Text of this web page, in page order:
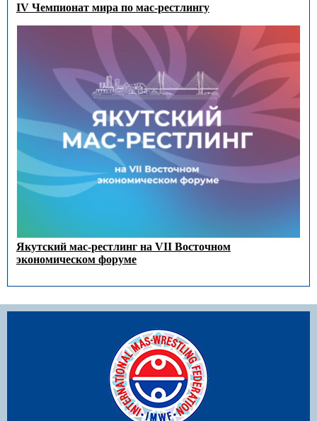
IV Чемпионат мира по мас-рестлингу
Якутский мас-рестлинг на VII Восточном
экономическом форуме